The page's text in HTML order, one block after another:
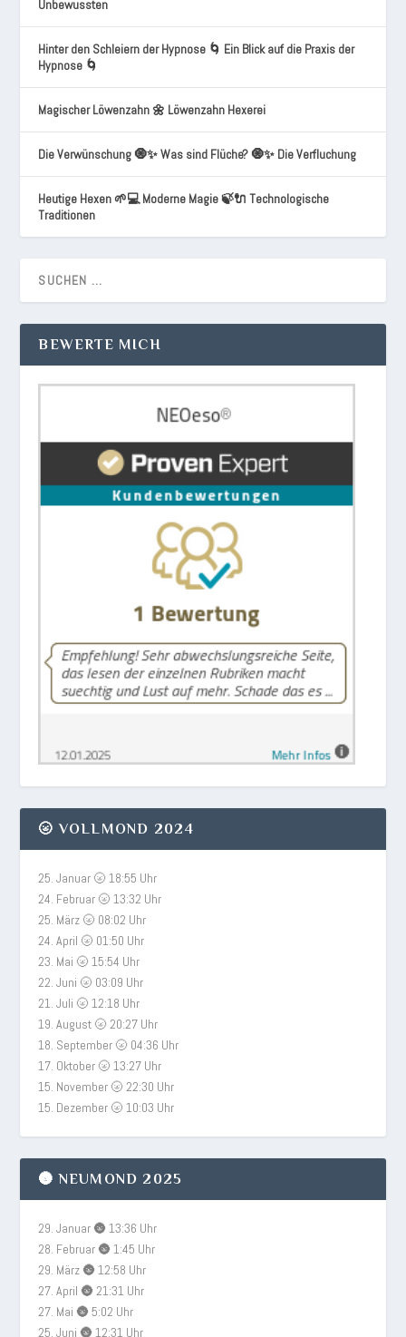
Unbewussten
Hinter den Schleiern der Hypnose 🌀 Ein Blick auf die Praxis der
Hypnose 🌀
Magischer Löwenzahn 🌼 Löwenzahn Hexerei
Die Verwünschung 🧿✨ Was sind Flüche? 🧿✨ Die Verfluchung
Heutige Hexen 🌱💻 Moderne Magie 🍃🔌 Technologische
Traditionen
BEWERTE MICH
🌝 VOLLMOND 2024
25. Januar 🌝 18:55 Uhr
24. Februar 🌝 13:32 Uhr
25. März 🌝 08:02 Uhr
24. April 🌝 01:50 Uhr
23. Mai 🌝 15:54 Uhr
22. Juni 🌝 03:09 Uhr
21. Juli 🌝 12:18 Uhr
19. August 🌝 20:27 Uhr
18. September 🌝 04:36 Uhr
17. Oktober 🌝 13:27 Uhr
15. November 🌝 22:30 Uhr
15. Dezember 🌝 10:03 Uhr
🌚 NEUMOND 2025
29. Januar 🌚 13:36 Uhr
28. Februar 🌚 1:45 Uhr
29. März 🌚 12:58 Uhr
27. April 🌚 21:31 Uhr
27. Mai 🌚 5:02 Uhr
25. Juni 🌚 12:31 Uhr